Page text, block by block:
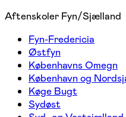
Aftenskoler Fyn/Sjælland
Fyn-Fredericia
Østfyn
Københavns Omegn
København og
Køge Bugt
Sydøst